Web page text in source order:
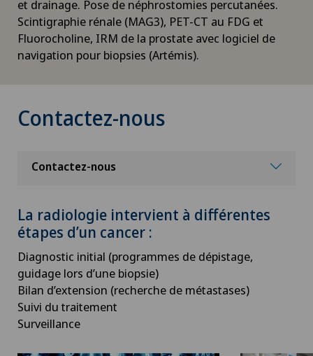
et drainage. Pose de néphrostomies percutanées.
Scintigraphie rénale (MAG3), PET-CT au FDG et
Fluorocholine, IRM de la prostate avec logiciel de
navigation pour biopsies (Artémis).
Contactez-nous
Contactez-nous
La radiologie intervient à différentes
étapes d’un cancer :
Diagnostic initial (programmes de dépistage,
guidage lors d’une biopsie)
Bilan d’extension (recherche de métastases)
Suivi du traitement
Surveillance